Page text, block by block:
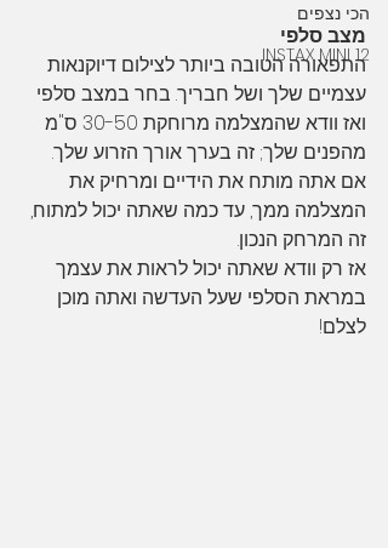
הכי נצפים
INSTAX MINI 12
מצב סלפי
התפאורה הטובה ביותר לצילום דיוקנאות
עצמיים שלך ושל חבריך. בחר במצב סלפי
ואז וודא שהמצלמה מרוחקת 30-50 ס"מ
מהפנים שלך; זה בערך אורך הזרוע שלך.
אם אתה מותח את הידיים ומרחיק את
המצלמה ממך, עד כמה שאתה יכול למתוח,
זה המרחק הנכון.
אז רק וודא שאתה יכול לראות את עצמך
במראת הסלפי שעל העדשה ואתה מוכן
לצלם!